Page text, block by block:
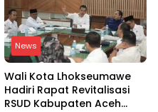
News
Wali Kota Lhokseumawe
Hadiri Rapat Revitalisasi
RSUD Kabupaten Aceh